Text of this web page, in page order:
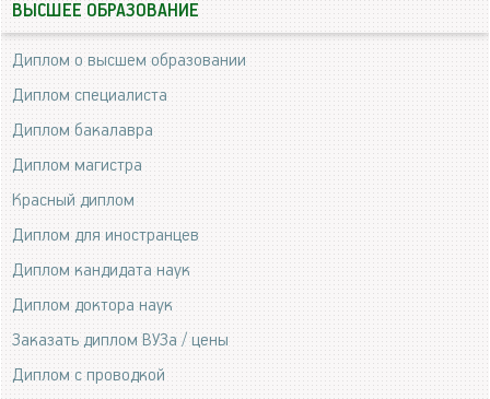
ВЫСШЕЕ ОБРАЗОВАНИЕ
Диплом о высшем образовании
Диплом специалиста
Диплом бакалавра
Диплом магистра
Красный диплом
Диплом для иностранцев
Диплом кандидата наук
Диплом доктора наук
Заказать диплом ВУЗа / цены
Диплом с проводкой